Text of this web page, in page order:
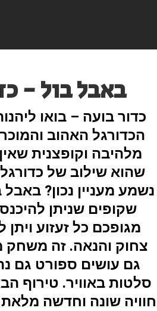
באבל בול -
כדור בועה – בואו
הכדורגל האהוב
מלהיבה וקופצנית
שהוא שילוב של
נשמע מעניין נכון?
שקופים שניתן
מגופכם כל זעזוע
צחוק והנאה. זה משחק
גם עושים ספורט גם
סלטות באוויר. טירוף
חוויה שונה וחדשה מלאת